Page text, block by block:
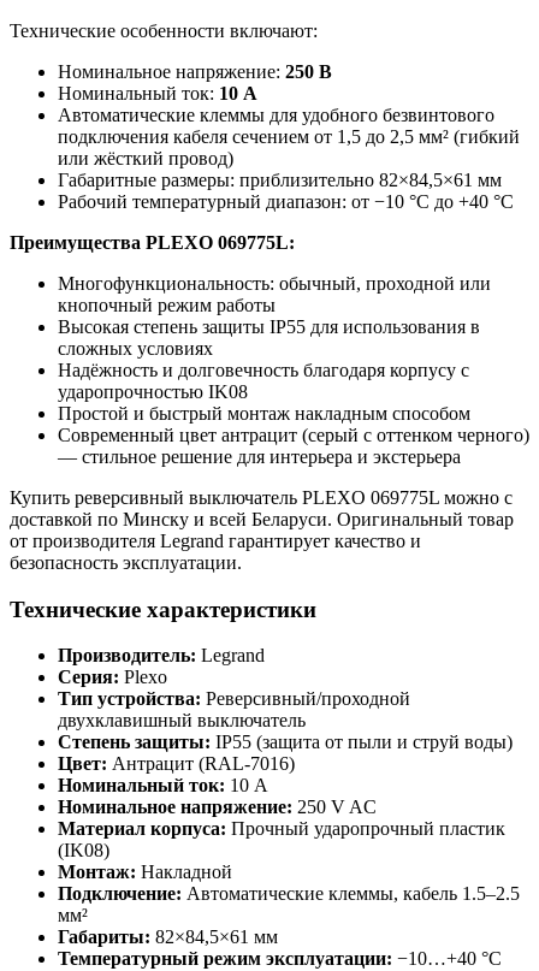
Технические особенности включают:
Номинальное напряжение: 250 В
Номинальный ток: 10 А
Автоматические клеммы для удобного безвинтового
подключения кабеля сечением от 1,5 до 2,5 мм² (гибкий
или жёсткий провод)
Габаритные размеры: приблизительно 82×84,5×61 мм
Рабочий температурный диапазон: от −10 °C до +40 °C
Преимущества PLEXO 069775L:
Многофункциональность: обычный, проходной или
кнопочный режим работы
Высокая степень защиты IP55 для использования в
сложных условиях
Надёжность и долговечность благодаря корпусу с
ударопрочностью IK08
Простой и быстрый монтаж накладным способом
Современный цвет антрацит (серый с оттенком черного)
— стильное решение для интерьера и экстерьера
Купить реверсивный выключатель PLEXO 069775L можно с
доставкой по Минску и всей Беларуси. Оригинальный товар
от производителя Legrand гарантирует качество и
безопасность эксплуатации.
Технические характеристики
Производитель: Legrand
Серия: Plexo
Тип устройства: Реверсивный/проходной
двухклавишный выключатель
Степень защиты: IP55 (защита от пыли и струй воды)
Цвет: Антрацит (RAL-7016)
Номинальный ток: 10 A
Номинальное напряжение: 250 V AC
Материал корпуса: Прочный ударопрочный пластик
(IK08)
Монтаж: Накладной
Подключение: Автоматические клеммы, кабель 1.5–2.5
мм²
Габариты: 82×84,5×61 мм
Температурный режим эксплуатации: −10…+40 °C